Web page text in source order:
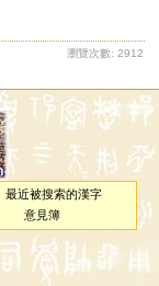
瀏覽次數: 2912
最近被搜索的漢字
意見簿